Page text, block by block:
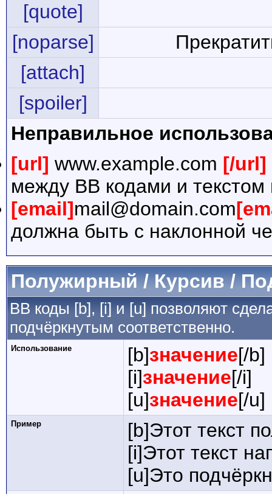
[quote]
[noparse]
[attach]
[spoiler]
Неправильное
[url] www.example.com [/url]
между BB кодами и текстом
[email]mail@domain.com
должна быть с наклонной
Полужирный / Курсив /
BB коды [b], [i] и [u] позволяют
подчёркнутым соответственно.
Использование [b]значение[/b]
[i]значение[/i]
[u]значение[/u]
Пример
[b]Этот текст
[i]Этот текст
[u]Это